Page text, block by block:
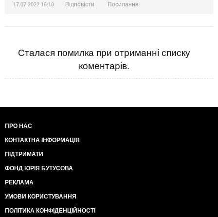
17.07.2022 16:18 Відповісти Посилання
Сталася помилка при отриманні списку
коментарів.
ПРО НАС
КОНТАКТНА ІНФОРМАЦІЯ
ПІДТРИМАТИ
ФОНД ЮРІЯ БУТУСОВА
РЕКЛАМА
УМОВИ КОРИСТУВАННЯ
ПОЛІТИКА КОНФІДЕНЦІЙНОСТІ